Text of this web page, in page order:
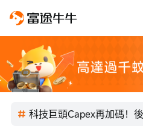
科技巨頭Capex再加碼！